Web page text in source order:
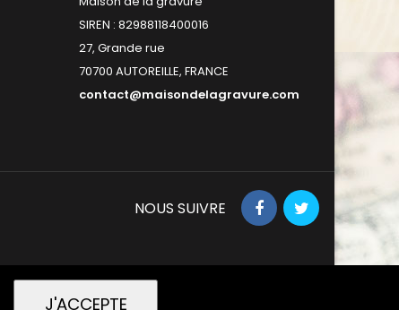
SIREN : 82988118400016
27, Grande rue
70700 AUTOREILLE, FRANCE
contact@maisondelagravure.com
J'ACCEPTE
NOUS SUIVRE